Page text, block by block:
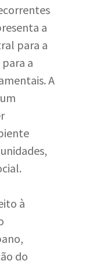
a
para a
a
A
à
do